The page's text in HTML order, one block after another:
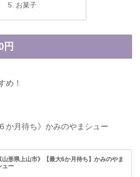
お菓子
円
め！
か月待ち》かみのやまシュー
《山形県上山市》【最大6か月待ち】かみのやま
ュー